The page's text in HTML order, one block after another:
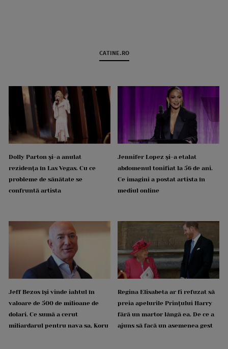
CATINE.RO
Dolly Parton și-a anulat
rezidența în Las Vegas. Cu ce
probleme de sănătate se
confruntă artista
Jennifer Lopez și-a etalat
abdomenul tonifiat la 56 de ani.
Ce imagini a postat artista în
mediul online
Jeff Bezos își vinde iahtul în
valoare de 500 de milioane de
dolari. Ce sumă a cerut
miliardarul pentru nava sa, Koru
Regina Elisabeta ar fi refuzat să
preia apelurile Prințului Harry
fără un martor lângă ea. De ce a
ajuns să facă un asemenea gest